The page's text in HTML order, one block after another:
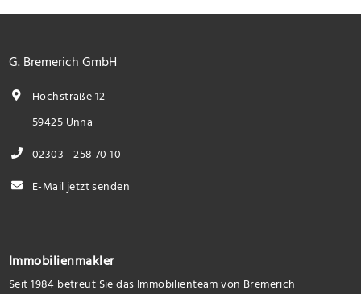
G. Bremerich GmbH
Hochstraße 12
59425 Unna
02303 - 258 70 10
E-Mail jetzt senden
Immobilienmakler
Seit 1984 betreut Sie das Immobilienteam von Bremerich